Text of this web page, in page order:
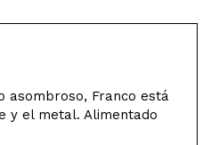
asombroso, Franco está
y el metal. Alimentado